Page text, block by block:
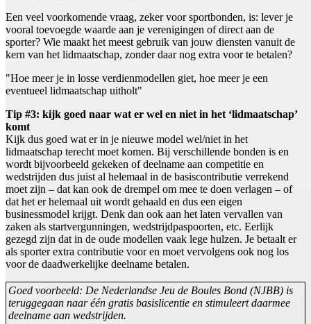
Een veel voorkomende vraag, zeker voor sportbonden, is: lever je
vooral toevoegde waarde aan je verenigingen of direct aan de
sporter? Wie maakt het meest gebruik van jouw diensten vanuit de
kern van het lidmaatschap, zonder daar nog extra voor te betalen?
"Hoe meer je in losse verdienmodellen giet, hoe meer je een
eventueel lidmaatschap uitholt"
Tip #3: kijk goed naar wat er wel en niet in het ‘lidmaatschap’
komt
Kijk dus goed wat er in je nieuwe model wel/niet in het
lidmaatschap terecht moet komen. Bij verschillende bonden is en
wordt bijvoorbeeld gekeken of deelname aan competitie en
wedstrijden dus juist al helemaal in de basiscontributie verrekend
moet zijn – dat kan ook de drempel om mee te doen verlagen – of
dat het er helemaal uit wordt gehaald en dus een eigen
businessmodel krijgt. Denk dan ook aan het laten vervallen van
zaken als startvergunningen, wedstrijdpaspoorten, etc. Eerlijk
gezegd zijn dat in de oude modellen vaak lege hulzen. Je betaalt er
als sporter extra contributie voor en moet vervolgens ook nog los
voor de daadwerkelijke deelname betalen.
Goed voorbeeld: De Nederlandse Jeu de Boules Bond (NJBB) is
teruggegaan naar één gratis basislicentie en stimuleert daarmee
deelname aan wedstrijden.